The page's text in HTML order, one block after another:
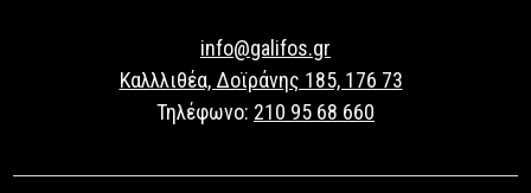
info@galifos.gr
Καλλλιθέα, Δοϊράνης 185, 176 73
Τηλέφωνο: 210 95 68 660